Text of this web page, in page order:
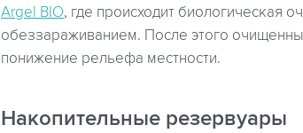
Argel BIO, где происходит биологическая
обеззараживанием. После этого
понижение рельефа местности.
Накопительные резервуары